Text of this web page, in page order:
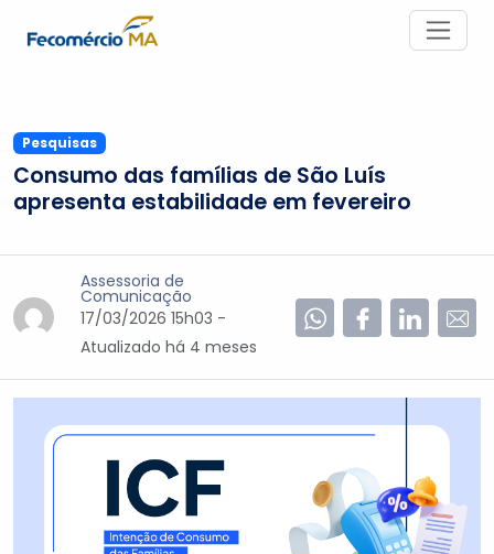
Pesquisas
Consumo das famílias de São Luís
apresenta estabilidade em fevereiro
Assessoria de
Comunicação
17/03/2026 15h03 -
Atualizado há 4 meses